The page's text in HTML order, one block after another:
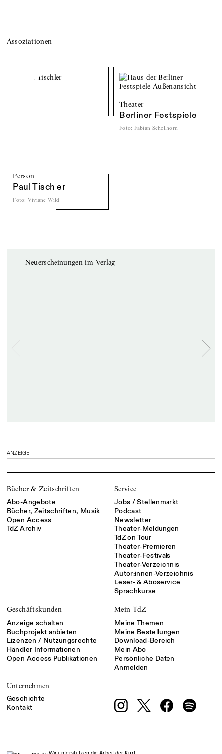
Assoziationen
Person
Paul Tischler
Foto: Viviane Wild
Theater
Berliner Festspiele
Foto: Fabian Schellhorn
Neuerscheinungen im Verlag
ANZEIGE
Bücher & Zeitschriften
Abo-Angebote
Bücher, Zeitschriften, Musik
Open Access
TdZ Archiv
Service
Jobs / Stellenmarkt
Podcast
Newsletter
Theater-Meldungen
TdZ on Tour
Theater-Premieren
Theater-Festivals
Theater-Verzeichnis
Autor:innen-Verzeichnis
Leser- & Aboservice
Sprachkurse
Geschäftskunden
Anzeige schalten
Buchprojekt anbieten
Lizenzen / Nutzungsrechte
Händler Informationen
Open Access Publikationen
Mein TdZ
Meine Themen
Meine Bestellungen
Download-Bereich
Mein Abo
Persönliche Daten
Anmelden
Unternehmen
Geschichte
Kontakt
Wir unterstützen die Arbeit der Kurt